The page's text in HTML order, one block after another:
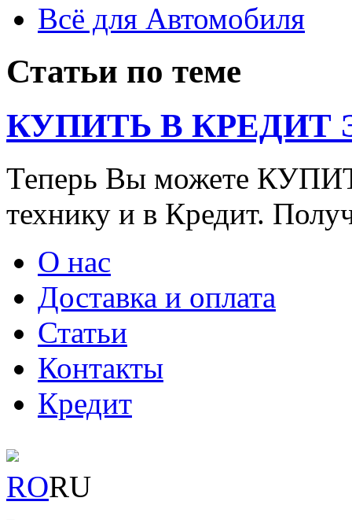
Всё для Автомобиля
Статьи по теме
КУПИТЬ В КРЕДИТ
Теперь Вы можете
технику и в Кредит.
О нас
Доставка и оплата
Статьи
Контакты
Кредит
RORU